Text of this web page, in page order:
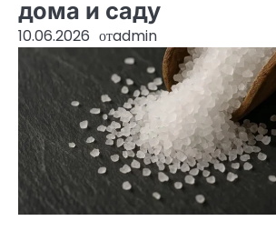
дома и саду
10.06.2026 отadmin